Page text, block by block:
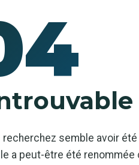
recherchez semble avoir
a peut-être été